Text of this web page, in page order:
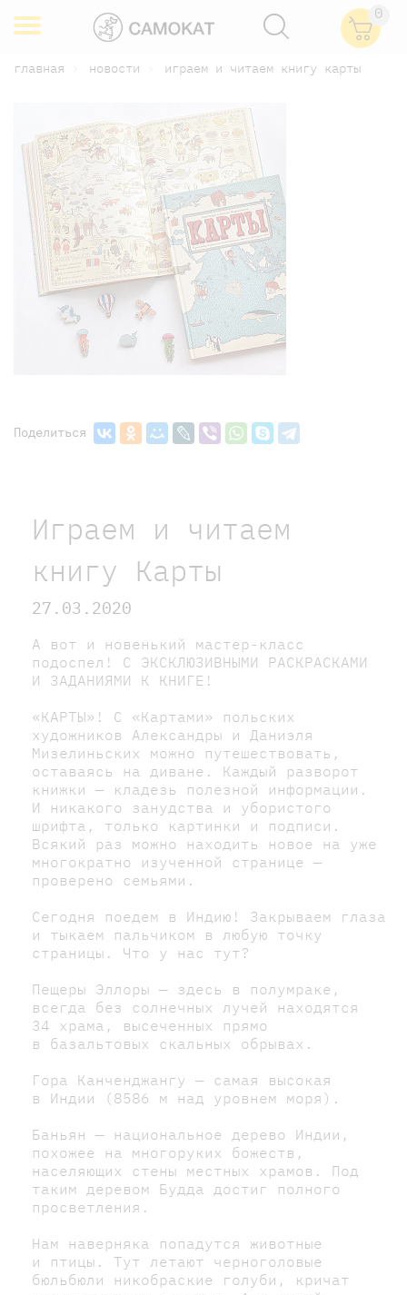
0
главная новости играем и читаем книгу карты
Поделиться
Играем и читаем
книгу Карты
27.03.2020
А вот и новенький мастер-класс
подоспел! С ЭКСКЛЮЗИВНЫМИ РАСКРАСКАМИ
И ЗАДАНИЯМИ К КНИГЕ!
«КАРТЫ»! С «Картами» польских
художников Александры и Даниэля
Мизелиньских можно путешествовать,
оставаясь на диване. Каждый разворот
книжки — кладезь полезной информации.
И никакого занудства и убористого
шрифта, только картинки и подписи.
Всякий раз можно находить новое на уже
многократно изученной странице —
проверено семьями.
Сегодня поедем в Индию! Закрываем глаза
и тыкаем пальчиком в любую точку
страницы. Что у нас тут?
Пещеры Эллоры — здесь в полумраке,
всегда без солнечных лучей находятся
34 храма, высеченных прямо
в базальтовых скальных обрывах.
Гора Канченджангу — самая высокая
в Индии (8586 м над уровнем моря).
Баньян — национальное дерево Индии,
похожее на многоруких божеств,
населяющих стены местных храмов. Под
таким деревом Будда достиг полного
просветления.
Нам наверняка попадутся животные
и птицы. Тут летают черноголовые
бюльбюли никобраские голуби, кричат